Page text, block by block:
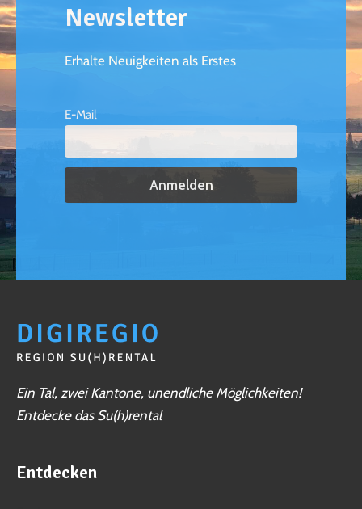
Newsletter
Erhalte Neuigkeiten als Erstes
E-Mail
Ein Tal, zwei Kantone, unendliche Möglichkeiten!
Entdecke das Su(h)rental
Entdecken